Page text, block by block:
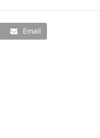
Email